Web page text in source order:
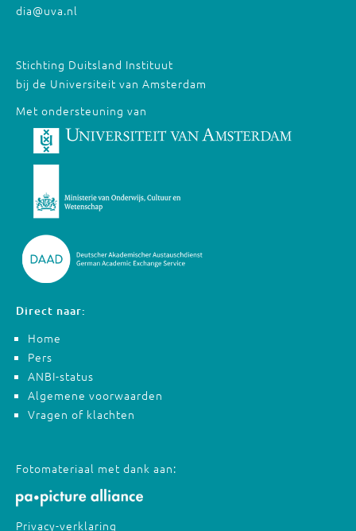
dia@uva.nl
Stichting Duitsland Instituut
bij de Universiteit van Amsterdam
Met ondersteuning van
Direct naar:
Home
Pers
ANBI-status
Algemene voorwaarden
Vragen of klachten
Fotomateriaal met dank aan:
Privacy-verklaring